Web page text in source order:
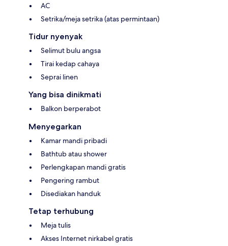
AC
Setrika/meja setrika (atas permintaan)
Tidur nyenyak
Selimut bulu angsa
Tirai kedap cahaya
Seprai linen
Yang bisa dinikmati
Balkon berperabot
Menyegarkan
Kamar mandi pribadi
Bathtub atau shower
Perlengkapan mandi gratis
Pengering rambut
Disediakan handuk
Tetap terhubung
Meja tulis
Akses Internet nirkabel gratis